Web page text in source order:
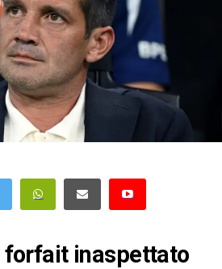
forfait inaspettato